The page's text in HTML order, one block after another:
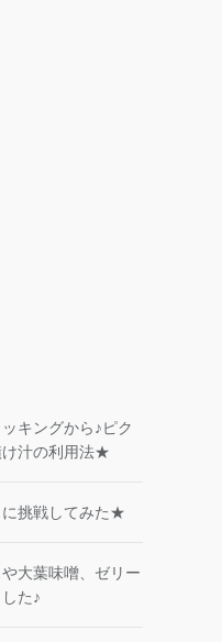
キングから♪ピク
け汁の利用法★
に挑戦してみた★
大葉味噌、ゼリー
た♪